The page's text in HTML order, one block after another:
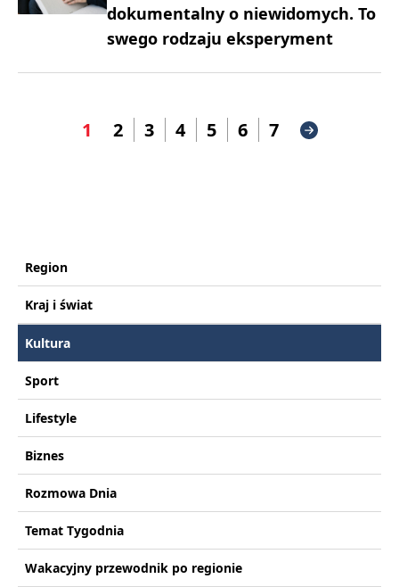
dokumentalny o niewidomych. To
swego rodzaju eksperyment
1 2 3 4 5 6 7
Region
Kraj i świat
Kultura
Sport
Lifestyle
Biznes
Rozmowa Dnia
Temat Tygodnia
Wakacyjny przewodnik po regionie